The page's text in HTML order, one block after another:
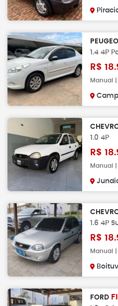
1.4 4P
R$
Manual |
1.0 4P
R$
Manual
1.6 4P
R$
Manual
FORD